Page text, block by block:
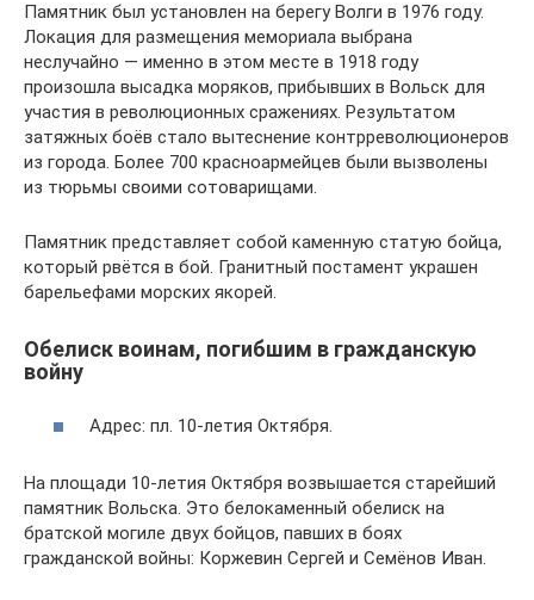
Памятник был установлен на берегу Волги в 1976 году.
Локация для размещения мемориала выбрана
неслучайно — именно в этом месте в 1918 году
произошла высадка моряков, прибывших в Вольск для
участия в революционных сражениях. Результатом
затяжных боёв стало вытеснение контрреволюционеров
из города. Более 700 красноармейцев были вызволены
из тюрьмы своими сотоварищами.
Памятник представляет собой каменную статую бойца,
который рвётся в бой. Гранитный постамент украшен
барельефами морских якорей.
Обелиск воинам, погибшим в гражданскую
войну
Адрес: пл. 10-летия Октября.
На площади 10-летия Октября возвышается старейший
памятник Вольска. Это белокаменный обелиск на
братской могиле двух бойцов, павших в боях
гражданской войны: Коржевин Сергей и Семёнов Иван.